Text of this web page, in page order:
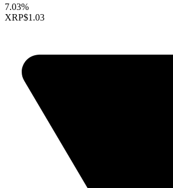
7.03%
XRP$1.03